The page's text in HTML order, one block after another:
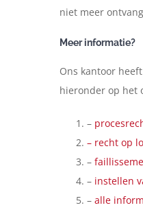
niet meer
Meer informatie?
Ons kantoor
hieronder op het
–
– recht op
–
– instellen
– alle